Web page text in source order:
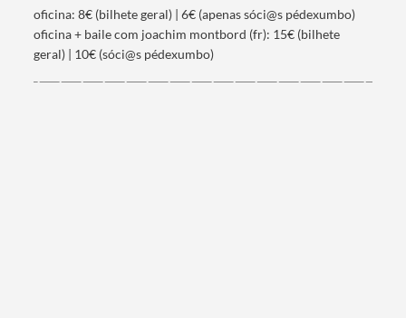
oficina: 8€ (bilhete geral) | 6€ (apenas sóci@s pédexumbo)
oficina + baile com joachim montbord (fr): 15€ (bilhete
geral) | 10€ (sóci@s pédexumbo)